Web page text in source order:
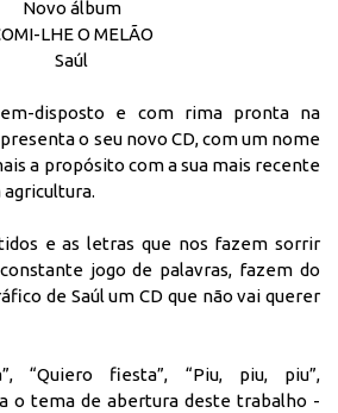
Novo álbum
LHE O MELÃO
Saúl
disposto e com rima pronta na
o seu novo CD, com um nome
a propósito com a sua mais recente
agricultura.
e as letras que nos fazem sorrir
jogo de palavras, fazem do
de Saúl um CD que não vai querer
“Quiero fiesta”, “Piu, piu, piu”,
o tema de abertura deste trabalho -